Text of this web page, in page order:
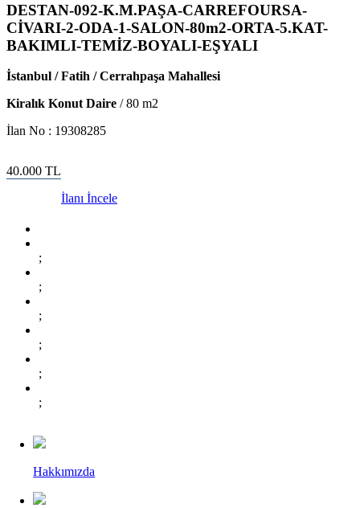
DESTAN-092-K.M.PAŞA-CARREFOURSA-
CİVARI-2-ODA-1-SALON-80m2-ORTA-5.KAT-
BAKIMLI-TEMİZ-BOYALI-EŞYALI
İstanbul / Fatih / Cerrahpaşa Mahallesi
Kiralık Konut Daire /80 m2
İlan No : 19308285
40.000 TL
İlanı İncele
;
;
;
;
;
;
Hakkımızda